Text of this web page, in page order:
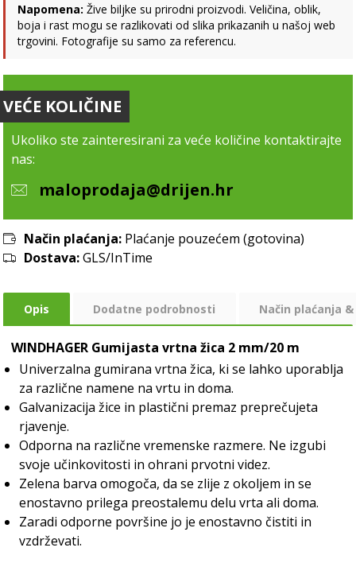
Napomena: Žive biljke su prirodni proizvodi. Veličina, oblik,
boja i rast mogu se razlikovati od slika prikazanih u našoj web
trgovini. Fotografije su samo za referencu.
VEĆE KOLIČINE
Ukoliko ste zainteresirani za veće količine kontaktirajte
nas:
maloprodaja@drijen.hr
Način plaćanja: Plaćanje pouzećem (gotovina)
Dostava:GLS/InTime
Opis Dodatne podrobnosti Način plaćanja
WINDHAGER Gumijasta vrtna žica 2 mm/20 m
Univerzalna gumirana vrtna žica, ki se lahko uporablja
za različne namene na vrtu in doma.
Galvanizacija žice in plastični premaz preprečujeta
rjavenje.
Odporna na različne vremenske razmere. Ne izgubi
svoje učinkovitosti in ohrani prvotni videz.
Zelena barva omogoča, da se zlije z okoljem in se
enostavno prilega preostalemu delu vrta ali doma.
Zaradi odporne površine jo je enostavno čistiti in
vzdrževati.